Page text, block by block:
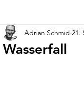
DEU ESP
Wasserfall
Adrian Schmid 21.